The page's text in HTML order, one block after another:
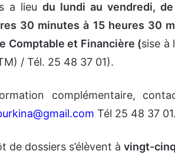
a lieu du lundi au vendredi,
30 minutes à 15 heures 30
Comptable et Financière (sise à
/ Tél. 25 48 37 01).
complémentaire,
Tél 25 48 37 01.
de dossiers s’élèvent à vingt-